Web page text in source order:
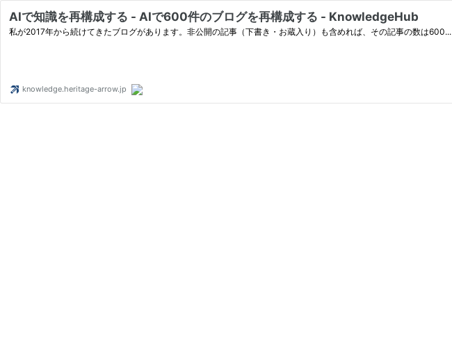
AIで知識を再構成する - AIで600件のブログを再構成する - KnowledgeHub
私が2017年から続けてきたブログがあります。非公開の記事（下書き・お蔵入り）も含めれば、その記事の数は600...
knowledge.heritage-arrow.jp